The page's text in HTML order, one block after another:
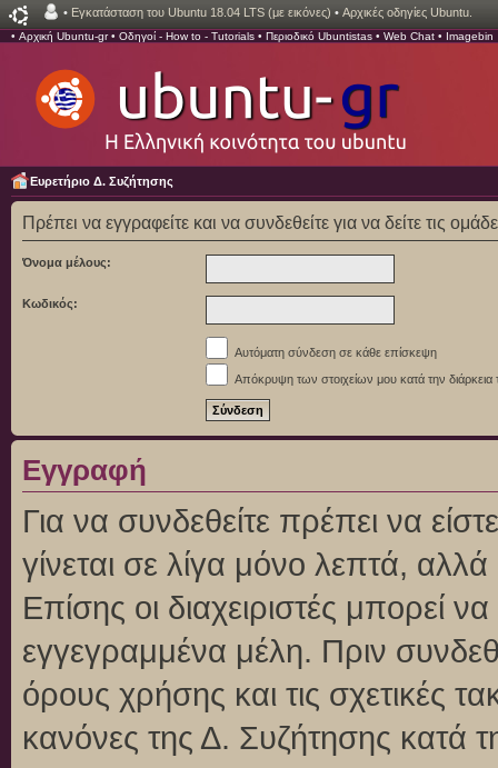
• Εγκατάσταση του Ubuntu 18.04 LTS (με εικόνες) • Αρχικές οδηγίες Ubuntu.
• Αρχική Ubuntu-gr• Οδηγοί - How to - Tutorials • Περιοδικό Ubuntistas • Web Chat • Imagebin
Ευρετήριο Δ. Συζήτησης
Πρέπει να εγγραφείτε και να συνδεθείτε για να δείτε τις
Όνομα μέλους:
Κωδικός:
Αυτόματη σύνδεση σε κάθε επίσκεψη
Απόκρυψη των στοιχείων μου κατά την διάρκεια
Εγγραφή
Για να συνδεθείτε πρέπει να
γίνεται σε λίγα μόνο λεπτά,
Επίσης οι διαχειριστές μπορεί
εγγεγραμμένα μέλη. Πριν
όρους χρήσης και τις σχετικές
κανόνες της Δ. Συζήτησης κατά